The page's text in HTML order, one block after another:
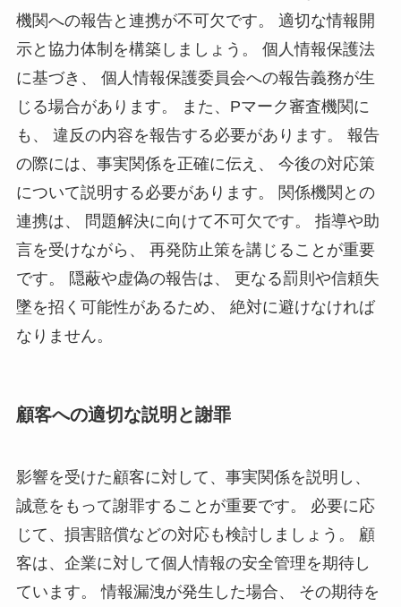
機関への報告と連携が不可欠です。 適切な情報開
示と協力体制を構築しましょう。 個人情報保護法
に基づき、 個人情報保護委員会への報告義務が生
じる場合があります。 また、Pマーク審査機関に
も、 違反の内容を報告する必要があります。 報告
の際には、事実関係を正確に伝え、 今後の対応策
について説明する必要があります。 関係機関との
連携は、 問題解決に向けて不可欠です。 指導や助
言を受けながら、 再発防止策を講じることが重要
です。 隠蔽や虚偽の報告は、 更なる罰則や信頼失
墜を招く可能性があるため、 絶対に避けなければ
なりません。
顧客への適切な説明と謝罪
影響を受けた顧客に対して、事実関係を説明し、
誠意をもって謝罪することが重要です。 必要に応
じて、損害賠償などの対応も検討しましょう。 顧
客は、企業に対して個人情報の安全管理を期待し
ています。 情報漏洩が発生した場合、 その期待を